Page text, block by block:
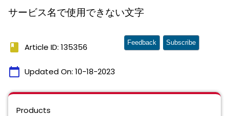
サービス名で使用できない文字
book Article ID: 135356
calendar_today Updated On: 10-18-2023
Feedback Subscribe
Products